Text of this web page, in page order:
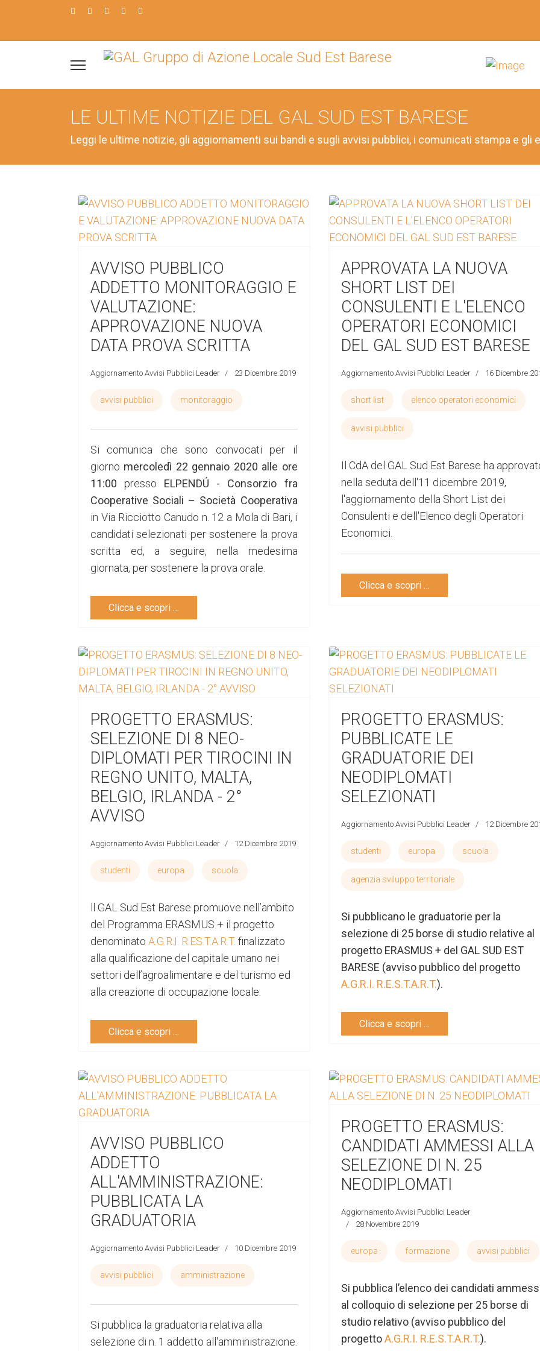
LE ULTIME NOTIZIE DEL GAL SUD EST BARESE
Leggi le ultime notizie, gli aggiornamenti sui bandi e sugli avvisi pubblici, i comunicati stampa e
AVVISO PUBBLICO
ADDETTO MONITORAGGIO E
VALUTAZIONE:
APPROVAZIONE NUOVA
DATA PROVA SCRITTA
Aggiornamento Avvisi Pubblici Leader 23 Dicembre 2019
avvisi pubblici monitoraggio
Si comunica che sono convocati per il
giorno mercoledì 22 gennaio 2020 alle ore
11:00 presso ELPENDÚ - Consorzio fra
Cooperative Sociali – Società Cooperativa
in Via Ricciotto Canudo n. 12 a Mola di Bari, i
candidati selezionati per sostenere la prova
scritta ed, a seguire, nella medesima
giornata, per sostenere la prova orale.
Clicca e scopri …
APPROVATA LA NUOVA
SHORT LIST DEI
CONSULENTI E L'ELENCO
OPERATORI ECONOMICI
DEL GAL SUD EST BARESE
Aggiornamento Avvisi Pubblici Leader 16 Dicembre
short list elenco operatori economici
avvisi pubblici
Il CdA del GAL Sud Est Barese ha
nella seduta dell'11 dicembre 2019,
l'aggiornamento della Short List dei
Consulenti e dell'Elenco degli Operatori
Economici.
Clicca e scopri …
PROGETTO ERASMUS:
SELEZIONE DI 8 NEO-
DIPLOMATI PER TIROCINI IN
REGNO UNITO, MALTA,
BELGIO, IRLANDA - 2°
AVVISO
Aggiornamento Avvisi Pubblici Leader 12 Dicembre 2019
studenti europa scuola
ll GAL Sud Est Barese promuove nell’ambito
del Programma ERASMUS + il progetto
denominato A.G.R.I. R.ES.T.A.R.T. finalizzato
alla qualificazione del capitale umano nei
settori dell’agroalimentare e del turismo ed
alla creazione di occupazione locale.
Clicca e scopri …
PROGETTO ERASMUS:
PUBBLICATE LE
GRADUATORIE DEI
NEODIPLOMATI
SELEZIONATI
Aggiornamento Avvisi Pubblici Leader 12 Dicembre
studenti europa scuola
agenzia sviluppo territoriale
Si pubblicano le graduatorie per la
selezione di 25 borse di studio relative al
progetto ERASMUS + del GAL SUD EST
BARESE (avviso pubblico del progetto
A.G.R.I. R.E.S.T.A.R.T.).
Clicca e scopri …
AVVISO PUBBLICO
ADDETTO
ALL'AMMINISTRAZIONE:
PUBBLICATA LA
GRADUATORIA
Aggiornamento Avvisi Pubblici Leader 10 Dicembre 2019
avvisi pubblici amministrazione
Si pubblica la graduatoria relativa alla
selezione di n. 1 addetto all'amministrazione.
PROGETTO ERASMUS:
CANDIDATI AMMESSI ALLA
SELEZIONE DI N. 25
NEODIPLOMATI
Aggiornamento Avvisi Pubblici Leader
28 Novembre 2019
europa formazione avvisi pubblici
Si pubblica l’elenco dei candidati
al colloquio di selezione per 25 borse di
studio relativo (avviso pubblico del
progettoA.G.R.I. R.E.S.T.A.R.T.).